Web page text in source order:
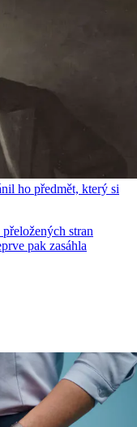
ho předmět, který si
stran
pak zasáhla